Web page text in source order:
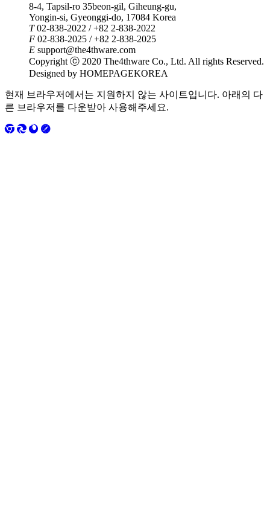
8-4, Tapsil-ro 35beon-gil, Giheung-gu,
Yongin-si, Gyeonggi-do, 17084 Korea
T 02-838-2022 / +82 2-838-2022
F 02-838-2025 / +82 2-838-2025
E support@the4thware.com
Copyright ⓒ 2020 The4thware Co., Ltd. All rights Reserved.
Designed by HOMEPAGEKOREA
현재 브라우저에서는 지원하지 않는 사이트입니다. 아래의 다
른 브라우저를 다운받아 사용해주세요.